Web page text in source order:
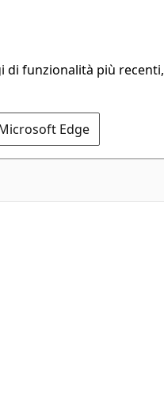
di funzionalità più recenti,
Edge